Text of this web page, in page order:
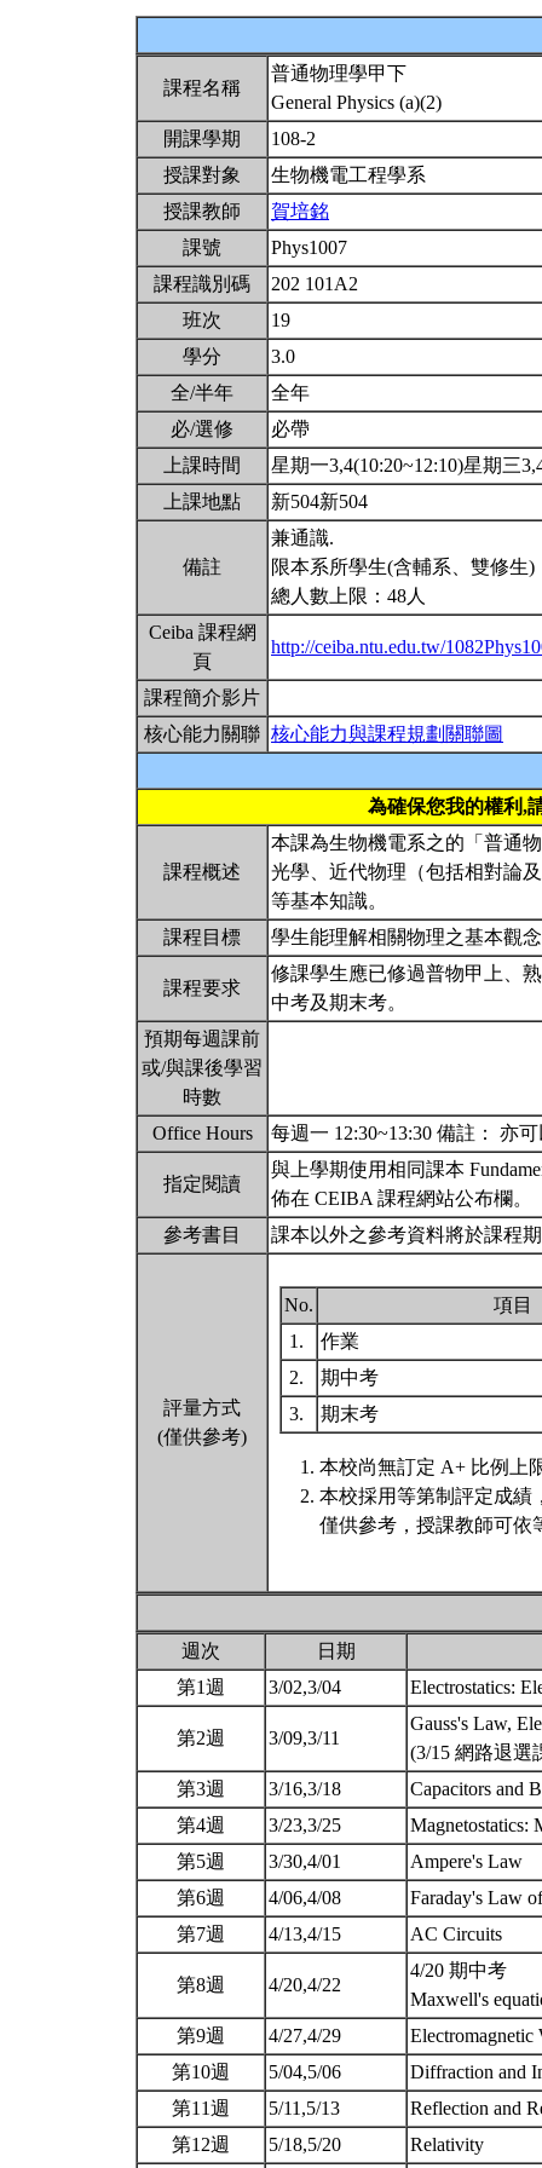
課程名稱
普通物理學甲下
General Physics (a)(2)
開課學期
108-2
授課對象
生物機電工程學系
授課教師
賀培銘
課號
Phys1007
課程識別碼
202 101A2
班次
19
學分
3.0
全/半年
全年
必/選修
必帶
上課時間
星期一3,4(10:20~12:10)星期三
上課地點
新504新504
備註
兼通識.
限本系所學生(含輔系、雙修生)
總人數上限：48人
Ceiba 課程網
頁
http://ceiba.ntu.edu.tw/
課程簡介影片
核心能力關聯 核心能力與課程規劃關聯圖
為確保您我的權利,
課程概述
本課為生物機電系之的「普通
光學、近代物理（包括相對論
等基本知識。
課程目標
學生能理解相關物理之基本觀
課程要求
修課學生應已修過普物甲上、
中考及期末考。
預期每週課前
或/與課後學習
時數
Office Hours
每週一 12:30~13:30 備註： 亦
指定閱讀
與上學期使用相同課本
佈在 CEIBA 課程網站公布欄。
參考書目
課本以外之參考資料將於課程
評量方式
(僅供參考)
No.
項目
1.
作業
2.
期中考
3.
期末考
本校尚無訂定 A+ 比例上
本校採用等第制評定成績
僅供參考，授課教師可依
週次
日期
第1週
3/02,3/04 Electrostatics:
第2週 3/09,3/11
Gauss's Law,
(3/15 網路退選
第3週
3/16,3/18
Capacitors and
第4週
3/23,3/25
Magnetostatics:
第5週
3/30,4/01
Ampere's Law
第6週
4/06,4/08
Faraday's Law
第7週
4/13,4/15 AC Circuits
第8週 4/20,4/22
4/20 期中考
Maxwell's
第9週
4/27,4/29
Electromagnetic
第10週
5/04,5/06
Diffraction and
第11週
5/11,5/13
Reflection and
第12週
5/18,5/20 Relativity